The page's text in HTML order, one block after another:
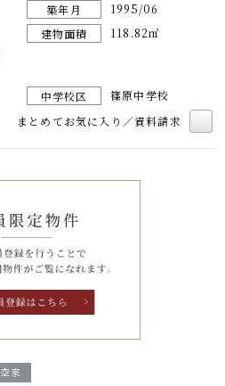
築年月
1995/06
建物面積 118.82㎡
中学校区
篠原中学校
まとめてお気に入り／資料請求
空家